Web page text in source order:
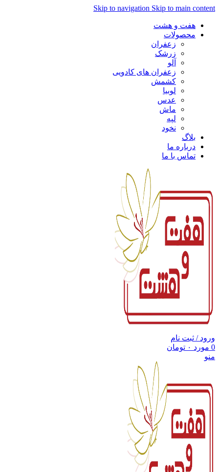
Skip to navigation Skip to main content
هفت و هشت
محصولات
زعفران
زرشک
آلو
زعفران های کادویی
کشمش
لوبیا
عدس
ماش
لپه
نخود
بلاگ
درباره ما
تماس با ما
ورود / ثبت نام
0 مورد ۰ تومان
منو